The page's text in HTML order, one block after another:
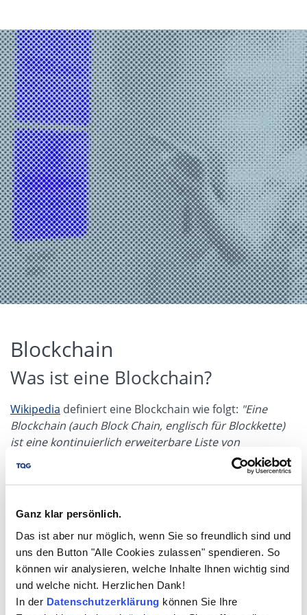
Ganz klar persönlich.
Das ist aber nur möglich, wenn Sie so freundlich sind und
uns den Button "Alle Cookies zulassen" spendieren. So
können wir analysieren, welche Inhalte Ihnen wichtig sind
und welche nicht. Herzlichen Dank!
In der Datenschutzerklärung können Sie Ihre
Blockchain
Was ist eine Blockchain?
Wikipedia definiert eine Blockchain wie folgt: "Eine
Blockchain (auch Block Chain, englisch für Blockkette)
ist eine kontinuierlich erweiterbare Liste von
kryptographischer Verfahren miteinander verkettet
kryptographisch sicheren Hash (Streuwert) des
vorhergehenden Blocks, einen Zeitstempel und
Transaktionsdaten."
Dort gibt es ein sehr anschauliches Zitat des
Philosophen
Maurizio Ferraris :„Die Grundidee des
Kerbstocks ist äußerst einfach: Bei dieser genauso